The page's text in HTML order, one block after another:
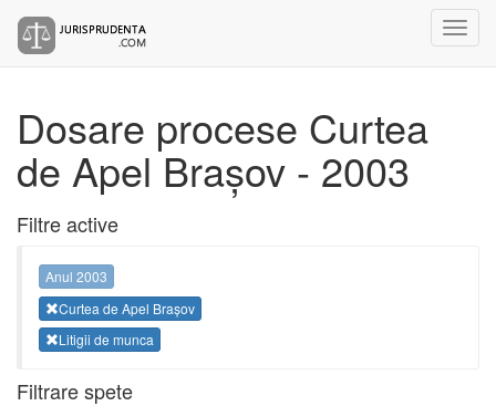
Dosare procese Curtea
de Apel Brașov - 2003
Filtre active
Anul 2003
Curtea de Apel Brașov
Litigii de munca
Filtrare spete